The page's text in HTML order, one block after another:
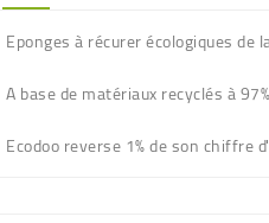
Eponges à récurer écologiques de
A base de matériaux recyclés à
Ecodoo reverse 1% de son chiffre